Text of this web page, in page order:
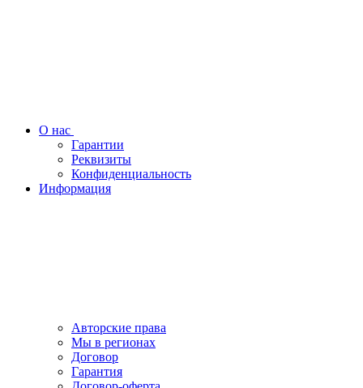
О нас
Гарантии
Реквизиты
Конфиденциальность
Информация
Авторские права
Мы в регионах
Договор
Гарантия